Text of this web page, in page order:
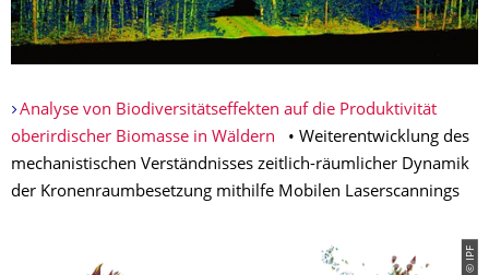
Analyse von Biodiversitätsef­fekten auf die Produktivität
oberirdischer Biomasse in Wäldern • Weiterentwicklung des
mechanistischen Verständnisses zeitlich-räumlicher Dynamik
der Kronenraumbesetzung mithilfe Mobilen Laserscannings
© IPF